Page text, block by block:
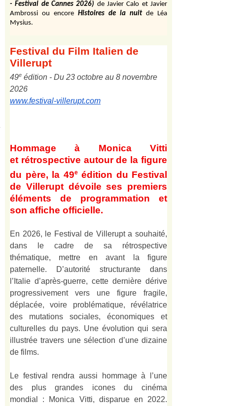
- Festival de Cannes 2026) de Javier Calo et Javier
Ambrossi ou encore Histoires de la nuit de Léa
Mysius.
Festival du Film Italien de
Villerupt
49e édition - Du 23 octobre au 8 novembre
2026
www.festival-villerupt.com
Hommage à Monica Vitti
et rétrospective autour de la figure
du père, la 49e édition du Festival
de Villerupt dévoile ses premiers
éléments de programmation et
son affiche officielle.
En 2026, le Festival de Villerupt a souhaité,
dans le cadre de sa rétrospective
thématique, mettre en avant la figure
paternelle. D’autorité structurante dans
l’Italie d’après-guerre, cette dernière dérive
progressivement vers une figure fragile,
déplacée, voire problématique, révélatrice
des mutations sociales, économiques et
culturelles du pays. Une évolution qui sera
illustrée travers une sélection d’une dizaine
de films.
Le festival rendra aussi hommage à l’une
des plus grandes icones du cinéma
mondial : Monica Vitti, disparue en 2022.